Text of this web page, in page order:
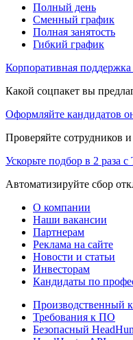
Полный день
Сменный график
Полная занятость
Гибкий график
Корпоративная поддержка
Какой соцпакет вы
Оформляйте кандидатов
Проверяйте сотрудников
Ускорьте подбор в 2 раза с
Автоматизируйте сбор
О компании
Наши вакансии
Партнерам
Реклама на сайте
Новости и статьи
Инвесторам
Кандидаты по
Производственный
Требования к ПО
Безопасный